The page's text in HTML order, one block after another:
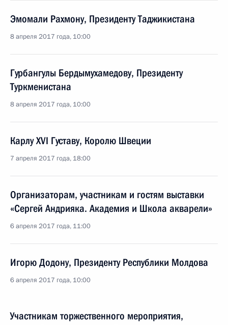
Эмомали Рахмону, Президенту Таджикистана
8 апреля 2017 года, 10:00
Гурбангулы Бердымухамедову, Президенту
Туркменистана
8 апреля 2017 года, 10:00
Карлу XVI Густаву, Королю Швеции
7 апреля 2017 года, 18:00
Организаторам, участникам и гостям выставки
«Сергей Андрияка. Академия и Школа акварели»
6 апреля 2017 года, 11:00
Игорю Додону, Президенту Республики Молдова
6 апреля 2017 года, 10:00
Участникам торжественного мероприятия,